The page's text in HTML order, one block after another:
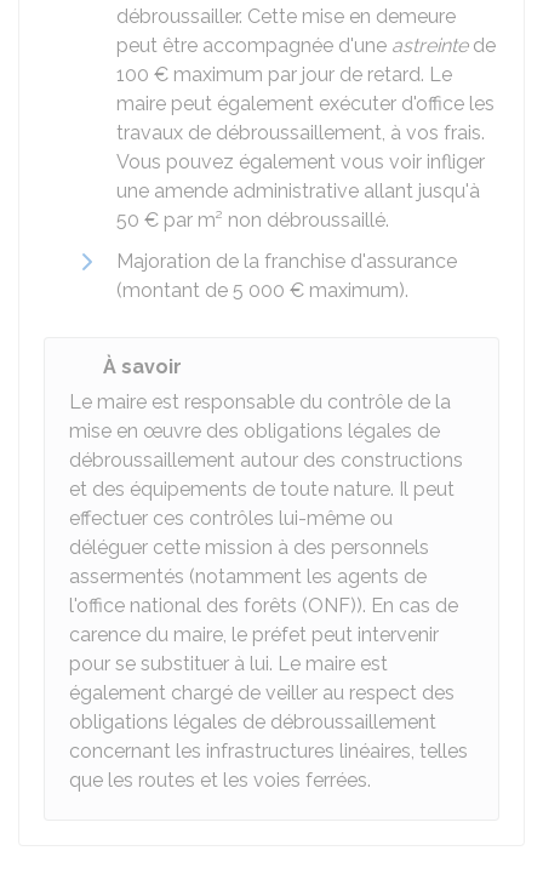
débroussailler. Cette mise en demeure
peut être accompagnée d'une astreintede
100 € maximum par jour de retard. Le
maire peut également exécuter d'office les
travaux de débroussaillement, à vos frais.
Vous pouvez également vous voir infliger
une amende administrative allant jusqu'à
50 € par m² non débroussaillé.
Majoration de la franchise d'assurance
(montant de 5 000 € maximum).
À savoir
Le maire est responsable du contrôle de la
mise en œuvre des obligations légales de
débroussaillement autour des constructions
et des équipements de toute nature. Il peut
effectuer ces contrôles lui-même ou
déléguer cette mission à des personnels
assermentés (notamment les agents de
l'office national des forêts (ONF)). En cas de
carence du maire, le préfet peut intervenir
pour se substituer à lui. Le maire est
également chargé de veiller au respect des
obligations légales de débroussaillement
concernant les infrastructures linéaires, telles
que les routes et les voies ferrées.